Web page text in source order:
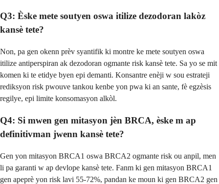
Q3: Èske mete soutyen oswa itilize dezodoran lakòz
kansè tete?
Non, pa gen okenn prèv syantifik ki montre ke mete soutyen oswa
itilize antiperspiran ak dezodoran ogmante risk kansè tete. Sa yo se mit
komen ki te etidye byen epi demanti. Konsantre enèji w sou estrateji
rediksyon risk pwouve tankou kenbe yon pwa ki an sante, fè egzèsis
regilye, epi limite konsomasyon alkòl.
Q4: Si mwen gen mitasyon jèn BRCA, èske m ap
definitivman jwenn kansè tete?
Gen yon mitasyon BRCA1 oswa BRCA2 ogmante risk ou anpil, men
li pa garanti w ap devlope kansè tete. Fanm ki gen mitasyon BRCA1
gen apeprè yon risk lavi 55-72%, pandan ke moun ki gen BRCA2 gen